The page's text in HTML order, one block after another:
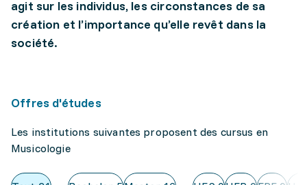
agit sur les individus, les circonstances de sa
création et l’importance qu’elle revêt dans la
société.
Offres d'études
Les institutions suivantes proposent des cursus en
Musicologie